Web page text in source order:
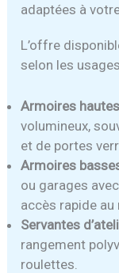
adaptées à
L’offre
selon les
Armoires hautes
volumineux,
et de portes
Armoires
ou garages
accès rapide au
Servantes
rangement
roulettes.